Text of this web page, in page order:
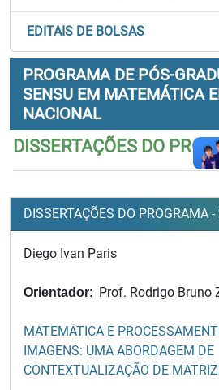
EDITAIS DE BOLSAS
PROGRAMA DE PÓS-
SENSU EM MATEMÁTICA
NACIONAL
DISSERTAÇÕES DO
DISSERTAÇÕES DO PROGRAMA
Diego Ivan Paris
Orientador: Prof. Rodrigo Bruno
MATEMÁTICA E
IMAGENS: UMA ABORDAGEM DE
CONTEXTUALIZAÇÃO DE